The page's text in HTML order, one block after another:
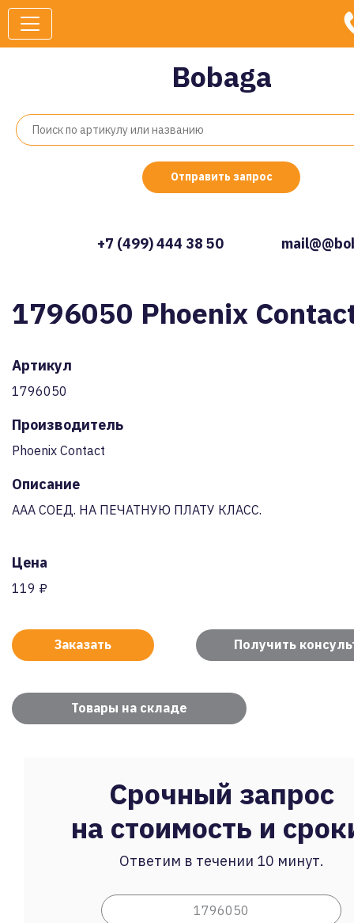
Bobaga
Отправить запрос
+7 (499) 444 38 50
1796050 Phoenix
Артикул
1796050
Производитель
Phoenix Contact
Описание
AAA СОЕД. НА ПЕЧАТНУЮ ПЛАТУ КЛАСС.
Цена
119 ₽
Заказать Получить
Товары на складе
Срочный запрос
на стоимость и
Ответим в течении 10 минут.